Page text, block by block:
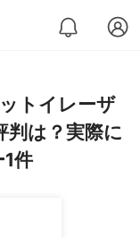
トイレーザ
判は？実際に
件